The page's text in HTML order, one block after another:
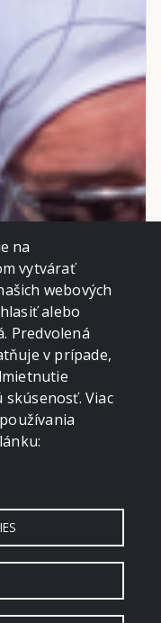
na
vytvárať
webových
alebo
Predvolená
v prípade,
Viac